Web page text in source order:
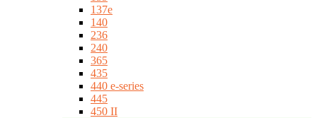
137e
140
236
240
365
435
440 e-series
445
450 II